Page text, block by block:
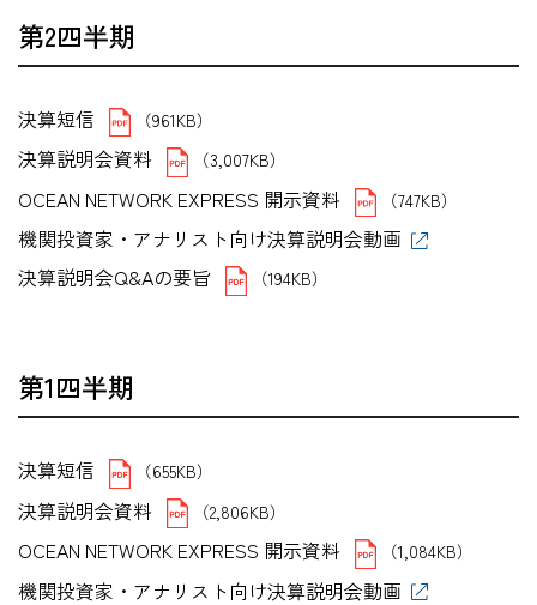
第2四半期
決算短信 （961KB）
決算説明会資料 （3,007KB）
OCEAN NETWORK EXPRESS 開示資料 （747KB）
機関投資家・アナリスト向け決算説明会動画
決算説明会Q&Aの要旨
（194KB）
第1四半期
決算短信 （655KB）
決算説明会資料 （2,806KB）
OCEAN NETWORK EXPRESS 開示資料 （1,084KB）
機関投資家・アナリスト向け決算説明会動画